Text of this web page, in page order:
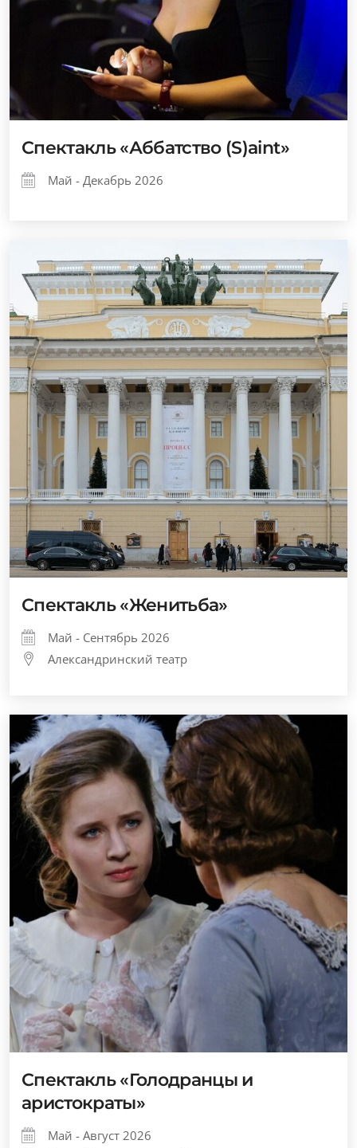
Спектакль «Аббатство (S)aint»
Май - Декабрь 2026
Спектакль «Женитьба»
Май - Сентябрь 2026
Александринский театр
Спектакль «Голодранцы и
аристократы»
Май - Август 2026